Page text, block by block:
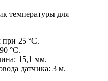
температуры для
при 25 °С.
°С.
15,1 мм.
датчика: 3 м.